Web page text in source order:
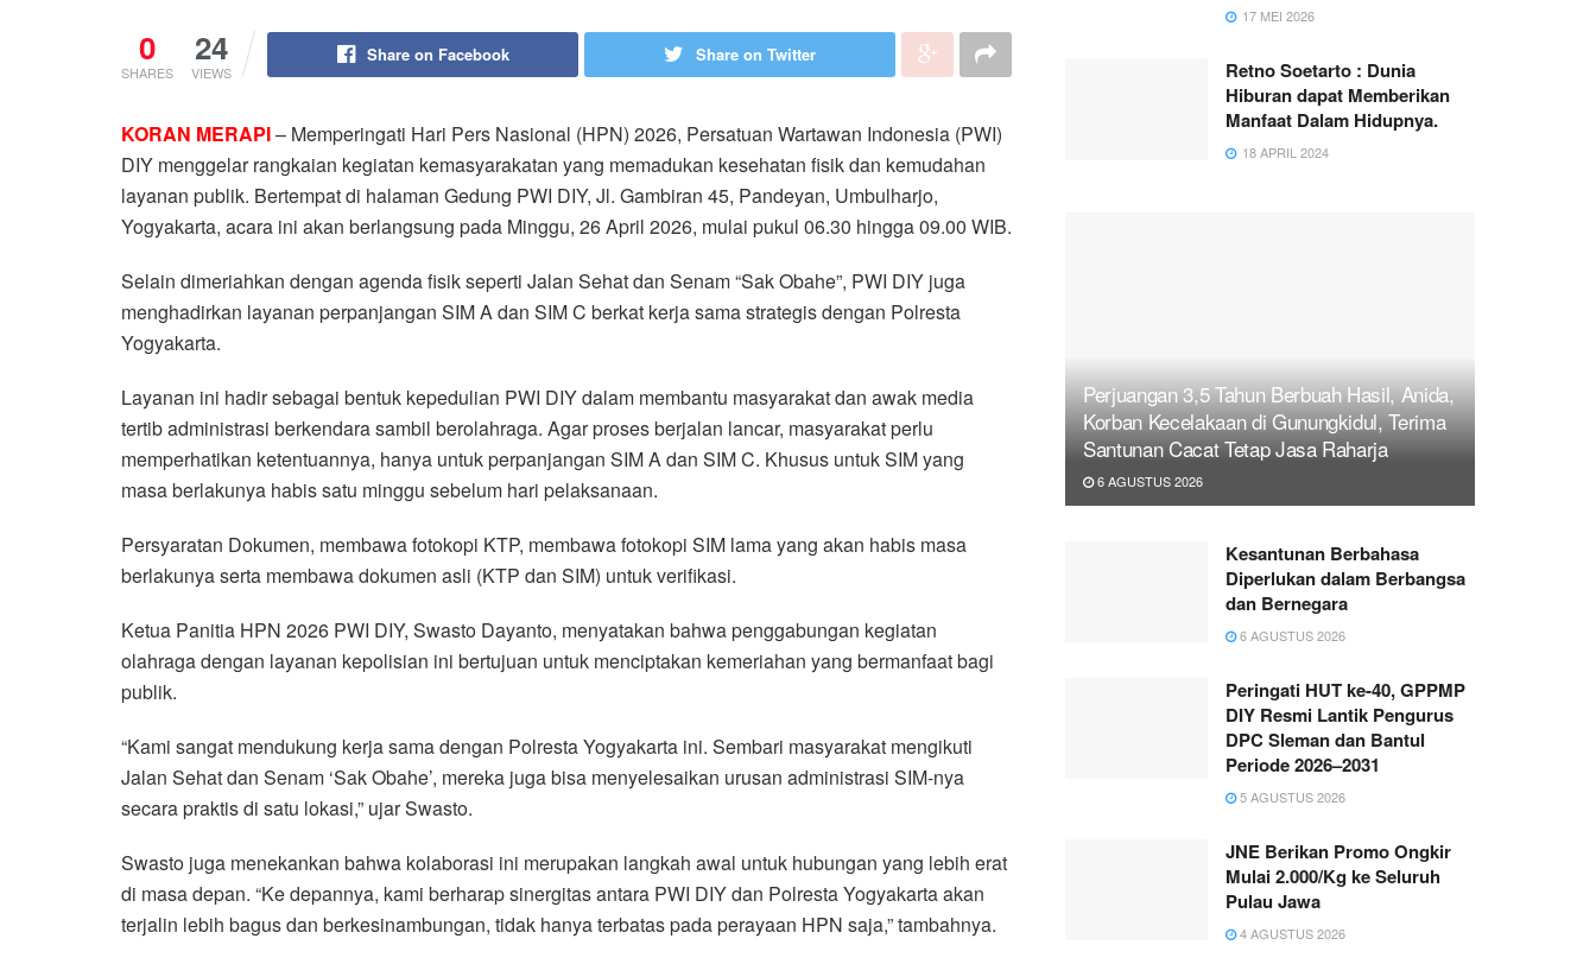
0
SHARES
24
VIEWS
Share on Facebook Share on Twitter
KORAN MERAPI– Memperingati Hari Pers Nasional (HPN) 2026, Persatuan Wartawan Indonesia (PWI)
DIY menggelar rangkaian kegiatan kemasyarakatan yang memadukan kesehatan fisik dan kemudahan
layanan publik. Bertempat di halaman Gedung PWI DIY, Jl. Gambiran 45, Pandeyan, Umbulharjo,
Yogyakarta, acara ini akan berlangsung pada Minggu, 26 April 2026, mulai pukul 06.30 hingga 09.00 WIB.
Selain dimeriahkan dengan agenda fisik seperti Jalan Sehat dan Senam “Sak Obahe”, PWI DIY juga
menghadirkan layanan perpanjangan SIM A dan SIM C berkat kerja sama strategis dengan Polresta
Yogyakarta.
Layanan ini hadir sebagai bentuk kepedulian PWI DIY dalam membantu masyarakat dan awak media
tertib administrasi berkendara sambil berolahraga. Agar proses berjalan lancar, masyarakat perlu
memperhatikan ketentuannya, hanya untuk perpanjangan SIM A dan SIM C. Khusus untuk SIM yang
masa berlakunya habis satu minggu sebelum hari pelaksanaan.
Persyaratan Dokumen, membawa fotokopi KTP, membawa fotokopi SIM lama yang akan habis masa
berlakunya serta membawa dokumen asli (KTP dan SIM) untuk verifikasi.
Ketua Panitia HPN 2026 PWI DIY, Swasto Dayanto, menyatakan bahwa penggabungan kegiatan
olahraga dengan layanan kepolisian ini bertujuan untuk menciptakan kemeriahan yang bermanfaat bagi
publik.
“Kami sangat mendukung kerja sama dengan Polresta Yogyakarta ini. Sembari masyarakat mengikuti
Jalan Sehat dan Senam ‘Sak Obahe’, mereka juga bisa menyelesaikan urusan administrasi SIM-nya
secara praktis di satu lokasi,” ujar Swasto.
Swasto juga menekankan bahwa kolaborasi ini merupakan langkah awal untuk hubungan yang lebih erat
di masa depan. “Ke depannya, kami berharap sinergitas antara PWI DIY dan Polresta Yogyakarta akan
terjalin lebih bagus dan berkesinambungan, tidak hanya terbatas pada perayaan HPN saja,” tambahnya.
17 MEI 2026
Retno Soetarto : Dunia
Hiburan dapat Memberikan
Manfaat Dalam Hidupnya.
18 APRIL 2024
Perjuangan 3,5 Tahun Berbuah Hasil, Anida,
Korban Kecelakaan di Gunungkidul, Terima
Santunan Cacat Tetap Jasa Raharja
6 AGUSTUS 2026
Kesantunan Berbahasa
Diperlukan dalam Berbangsa
dan Bernegara
6 AGUSTUS 2026
Peringati HUT ke-40, GPPMP
DIY Resmi Lantik Pengurus
DPC Sleman dan Bantul
Periode 2026–2031
5 AGUSTUS 2026
JNE Berikan Promo Ongkir
Mulai 2.000/Kg ke Seluruh
Pulau Jawa
4 AGUSTUS 2026